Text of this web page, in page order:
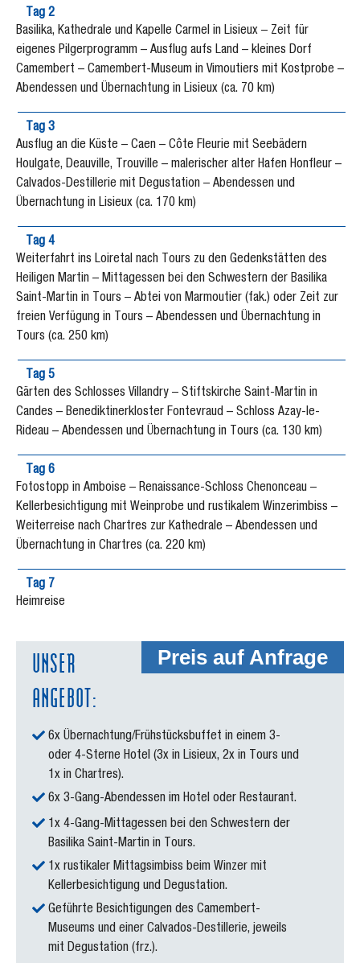
Tag 2
Basilika, Kathedrale und Kapelle Carmel in Lisieux – Zeit für
eigenes Pilgerprogramm – Ausflug aufs Land – kleines Dorf
Camembert – Camembert-Museum in Vimoutiers mit Kostprobe –
Abendessen und Übernachtung in Lisieux (ca. 70 km)
Tag 3
Ausflug an die Küste – Caen – Côte Fleurie mit Seebädern
Houlgate, Deauville, Trouville – malerischer alter Hafen Honfleur –
Calvados-Destillerie mit Degustation – Abendessen und
Übernachtung in Lisieux (ca. 170 km)
Tag 4
Weiterfahrt ins Loiretal nach Tours zu den Gedenkstätten des
Heiligen Martin – Mittagessen bei den Schwestern der Basilika
Saint-Martin in Tours – Abtei von Marmoutier (fak.) oder Zeit zur
freien Verfügung in Tours – Abendessen und Übernachtung in
Tours (ca. 250 km)
Tag 5
Gärten des Schlosses Villandry – Stiftskirche Saint-Martin in
Candes – Benediktinerkloster Fontevraud – Schloss Azay-le-
Rideau – Abendessen und Übernachtung in Tours (ca. 130 km)
Tag 6
Fotostopp in Amboise – Renaissance-Schloss Chenonceau –
Kellerbesichtigung mit Weinprobe und rustikalem Winzerimbiss –
Weiterreise nach Chartres zur Kathedrale – Abendessen und
Übernachtung in Chartres (ca. 220 km)
Tag 7
Heimreise
Preis auf Anfrage
UNSER
ANGEBOT:
6x Übernachtung/Frühstücksbuffet in einem 3-
oder 4-Sterne Hotel (3x in Lisieux, 2x in Tours und
1x in Chartres).
6x 3-Gang-Abendessen im Hotel oder Restaurant.
1x 4-Gang-Mittagessen bei den Schwestern der
Basilika Saint-Martin in Tours.
1x rustikaler Mittagsimbiss beim Winzer mit
Kellerbesichtigung und Degustation.
Geführte Besichtigungen des Camembert-
Museums und einer Calvados-Destillerie, jeweils
mit Degustation (frz.).